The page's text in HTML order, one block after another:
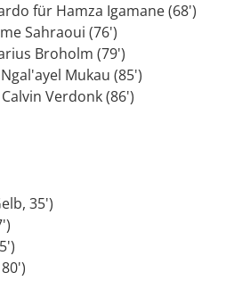
für Hamza Igamane (68')
Sahraoui (76')
Broholm (79')
Mukau (85')
Verdonk (86')
35')